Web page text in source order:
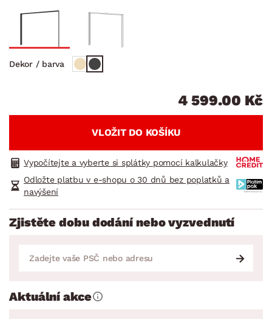
Dekor / barva
4 599.00 Kč
VLOŽIT DO KOŠÍKU
Vypočítejte a vyberte si splátky pomocí kalkulačky
Odložte platbu v e-shopu o 30 dnů bez poplatků a
navýšení
Zjistěte dobu dodání nebo vyzvednutí
Aktuální akce